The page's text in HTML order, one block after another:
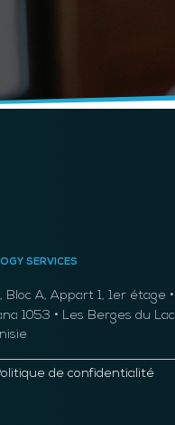
services
Bloc A, Appart 1, 1er étage •
1053 • Les Berges du
de confidentialité